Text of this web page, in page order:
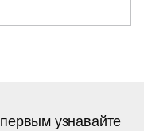
узнавайте